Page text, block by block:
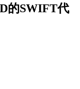
的SWIFT代